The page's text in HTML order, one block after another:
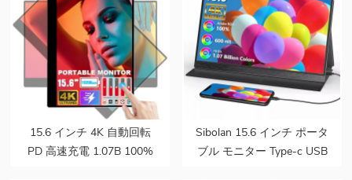
ーカー付き ラップトップ
用
15.6 インチ 4K 自動回転
PD 高速充電 1.07B 100%
Sibolan 15.6 インチ ポータ
ブル モニター Type-c USB